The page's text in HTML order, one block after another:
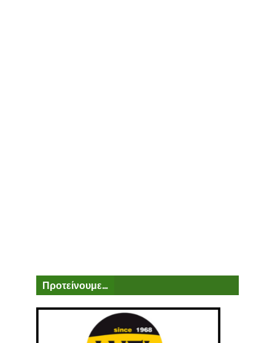
Προτείνουμε...